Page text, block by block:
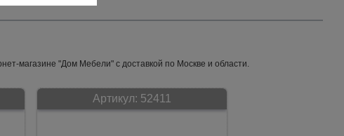
магазине "Дом Мебели" с доставкой по Москве и области.
Артикул: 52411